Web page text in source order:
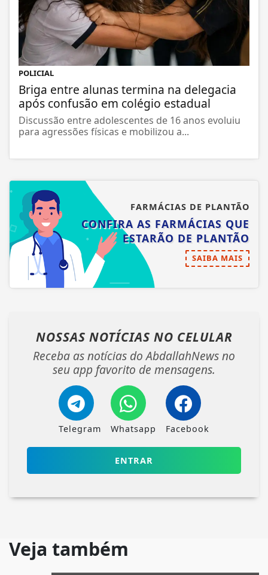
POLICIAL
Briga entre alunas termina na delegacia
após confusão em colégio estadual
Discussão entre adolescentes de 16 anos evoluiu
para agressões físicas e mobilizou a...
FARMÁCIAS DE PLANTÃO
CONFIRA AS FARMÁCIAS QUE
ESTARÃO DE PLANTÃO
SAIBA MAIS
NOSSAS NOTÍCIAS NO CELULAR
Receba as notícias do AbdallahNews no
seu app favorito de mensagens.
Telegram Whatsapp Facebook
ENTRAR
Veja também